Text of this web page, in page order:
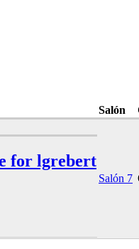
Salón
for lgrebert
Salón 7